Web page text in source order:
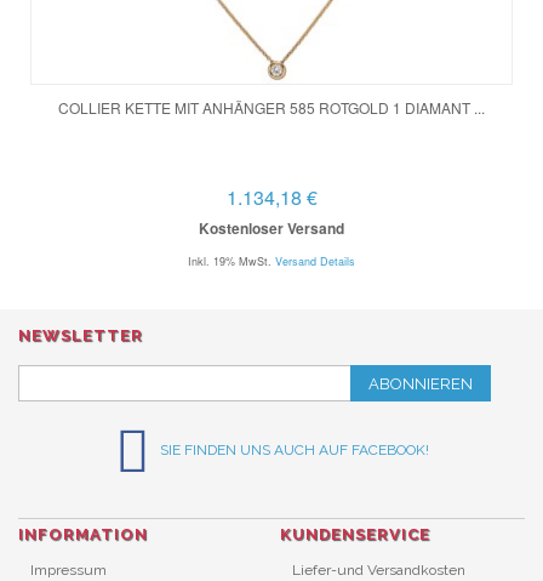
COLLIER KETTE MIT ANHÄNGER 585 ROTGOLD 1 DIAMANT ...
1.134,18 €
Kostenloser Versand
Inkl. 19% MwSt. Versand Details
NEWSLETTER
ABONNIEREN
SIE FINDEN UNS AUCH AUF FACEBOOK!
INFORMATION
Impressum
KUNDENSERVICE
Liefer-und Versandkosten